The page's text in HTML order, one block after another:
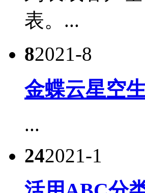
表。...
82021-8
金蝶云星空
...
242021-1